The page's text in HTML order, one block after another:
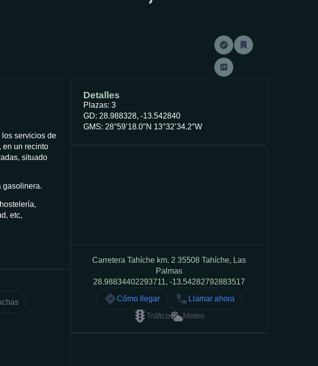
los servicios de
, en un recinto
situado
gasolinera.
etc,
Detalles
Plazas: 3
GD: 28.988328, -13.542840
GMS: 28°59’18.0″N 13°32’34.2″W
Carretera Tahíche km. 2 35508 Tahíche, Las
Palmas
28.98834402293711, -13.54282792883517
Cómo llegar
Llamar ahora
Tráfico Meteo